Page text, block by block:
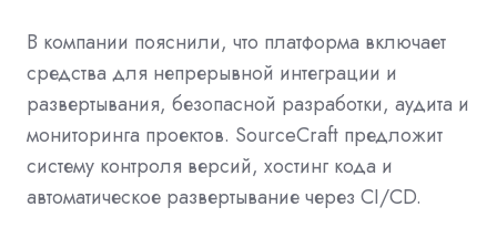
В компании пояснили, что платформа включает
средства для непрерывной интеграции и
развертывания, безопасной разработки, аудита и
мониторинга проектов. SourceCraft предложит
систему контроля версий, хостинг кода и
автоматическое развертывание через CI/CD.